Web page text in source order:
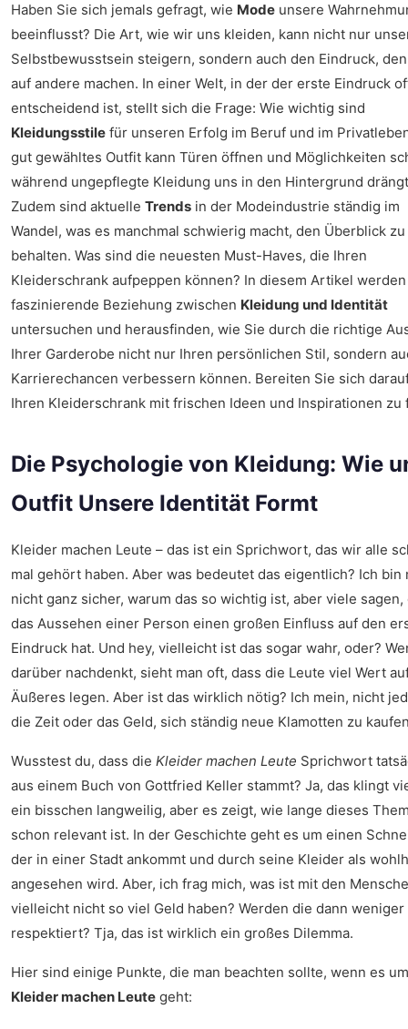
Haben Sie sich jemals gefragt, wie Mode unsere
beeinflusst? Die Art, wie wir uns kleiden, kann nicht nur
Selbstbewusstsein steigern, sondern auch den Eindruck,
auf andere machen. In einer Welt, in der der erste Eindruck
entscheidend ist, stellt sich die Frage: Wie wichtig sind
Kleidungsstile für unseren Erfolg im Beruf und im
gut gewähltes Outfit kann Türen öffnen und Möglichkeiten
während ungepflegte Kleidung uns in den Hintergrund
Zudem sind aktuelle Trends in der Modeindustrie ständig im
Wandel, was es manchmal schwierig macht, den Überblick zu
behalten. Was sind die neuesten Must-Haves, die Ihren
Kleiderschrank aufpeppen können? In diesem Artikel
faszinierende Beziehung zwischen Kleidung und Identität
untersuchen und herausfinden, wie Sie durch die richtige
Ihrer Garderobe nicht nur Ihren persönlichen Stil, sondern
Karrierechancen verbessern können. Bereiten Sie sich
Ihren Kleiderschrank mit frischen Ideen und Inspirationen zu
Die Psychologie von Kleidung: Wie
Outfit Unsere Identität Formt
Kleider machen Leute – das ist ein Sprichwort, das wir alle
mal gehört haben. Aber was bedeutet das eigentlich? Ich bin
nicht ganz sicher, warum das so wichtig ist, aber viele sagen,
das Aussehen einer Person einen großen Einfluss auf den
Eindruck hat. Und hey, vielleicht ist das sogar wahr, oder?
darüber nachdenkt, sieht man oft, dass die Leute viel Wert
Äußeres legen. Aber ist das wirklich nötig? Ich mein, nicht
die Zeit oder das Geld, sich ständig neue Klamotten zu
Wusstest du, dass die Kleider machen Leute Sprichwort
aus einem Buch von Gottfried Keller stammt? Ja, das klingt
ein bisschen langweilig, aber es zeigt, wie lange dieses
schon relevant ist. In der Geschichte geht es um einen
der in einer Stadt ankommt und durch seine Kleider als
angesehen wird. Aber, ich frag mich, was ist mit den
vielleicht nicht so viel Geld haben? Werden die dann weniger
respektiert? Tja, das ist wirklich ein großes Dilemma.
Hier sind einige Punkte, die man beachten sollte, wenn es um
Kleider machen Leute geht: